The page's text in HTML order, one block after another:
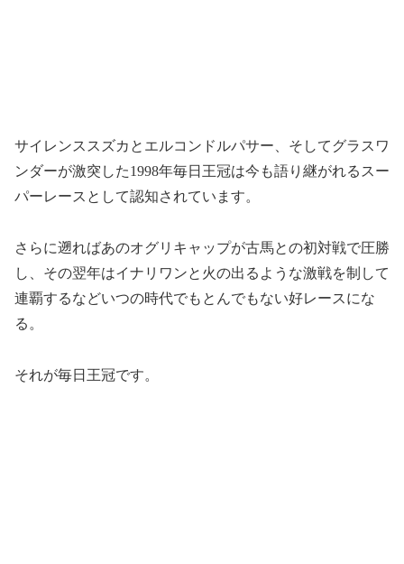
サイレンススズカとエルコンドルパサー、そしてグラスワ
ンダーが激突した1998年毎日王冠は今も語り継がれるスー
パーレースとして認知されています。
さらに遡ればあのオグリキャップが古馬との初対戦で圧勝
し、その翌年はイナリワンと火の出るような激戦を制して
連覇するなどいつの時代でもとんでもない好レースにな
る。
それが毎日王冠です。